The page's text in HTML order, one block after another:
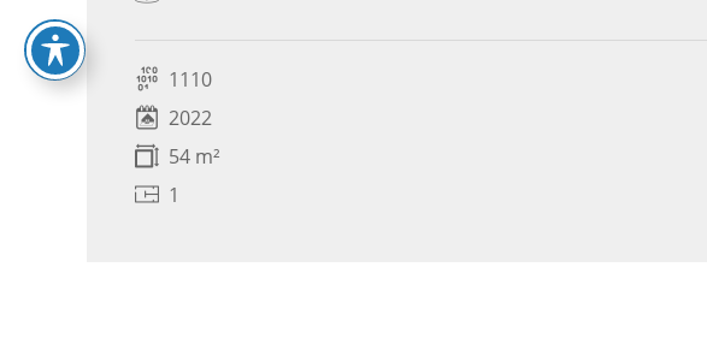
1110
2022
54 m²
1